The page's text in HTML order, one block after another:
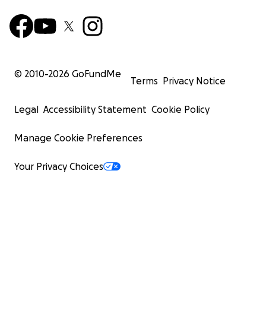
© 2010-2026 GoFundMe
Terms Privacy Notice
Legal Accessibility Statement Cookie Policy
Manage Cookie Preferences
Your Privacy Choices